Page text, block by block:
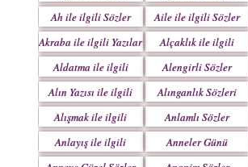
Mesajları
Yazılar
Ah ile ilgili Sözler
Aile ile ilgili Sözler
Akraba ile ilgili Yazılar
Alçaklık ile ilgili
Yazılar
Aldatma ile ilgili
Yazıları
Alengirli Sözler
Mesajlar
Alın Yazısı ile ilgili
Sözler
Alınganlık Sözleri
Alışmak ile ilgili
Yazılar
Anlamlı Sözler
Mesajlar
Anlayış ile ilgili
Yazılar
Anneler Günü
Mesajları